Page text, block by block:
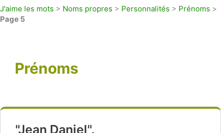
J'aime les mots > Noms propres > Personnalités > Prénoms >
Page 5
Prénoms
"Jean Daniel".